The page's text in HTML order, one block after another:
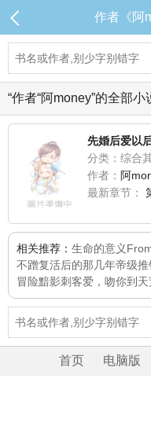
作者《阿
“作者“阿money”的全部小
先婚后爱以
分类：综合
作者： 阿
最新章节：
相关推荐： 生命的意义
不蹭复活后的那几年帝级
冒险黯影刺客爱，吻你到
首页 电脑版